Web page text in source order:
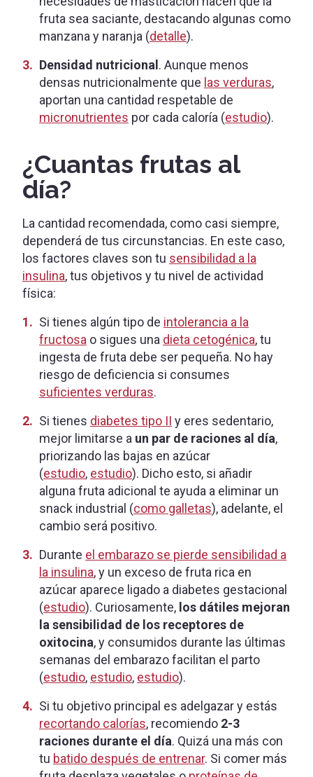
fruta sea saciante, destacando algunas como
manzana y naranja (detalle).
Densidad nutricional . Aunque menos
densas nutricionalmente que las verduras,
aportan una cantidad respetable de
micronutrientes por cada caloría (estudio).
¿Cuantas frutas al
día?
La cantidad recomendada, como casi siempre,
dependerá de tus circunstancias. En este caso,
los factores claves son tu sensibilidad a la
insulina, tus objetivos y tu nivel de actividad
física:
Si tienes algún tipo de intolerancia a la
fructosa o sigues una dieta cetogénica, tu
ingesta de fruta debe ser pequeña. No hay
riesgo de deficiencia si consumes
suficientes verduras.
Si tienes diabetes tipo II y eres sedentario,
mejor limitarse a un par de raciones al día,
priorizando las bajas en azúcar
(estudio, estudio). Dicho esto, si añadir
alguna fruta adicional te ayuda a eliminar un
snack industrial (como galletas), adelante, el
cambio será positivo.
Durante el embarazo se pierde sensibilidad a
la insulina, y un exceso de fruta rica en
azúcar aparece ligado a diabetes gestacional
(estudio). Curiosamente, los dátiles mejoran
la sensibilidad de los receptores de
oxitocina, y consumidos durante las últimas
semanas del embarazo facilitan el parto
(estudio, estudio, estudio).
Si tu objetivo principal es adelgazar y estás
recortando calorías, recomiendo 2-3
raciones durante el día. Quizá una más con
tu batido después de entrenar. Si comer más